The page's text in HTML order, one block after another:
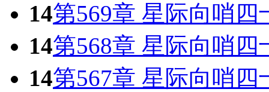
14第569章 星际向哨四
14第568章 星际向哨四
14第567章 星际向哨四